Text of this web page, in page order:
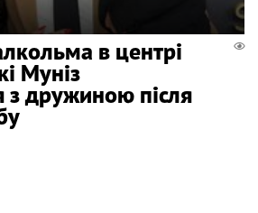
в центрі
Муніз
з дружиною після